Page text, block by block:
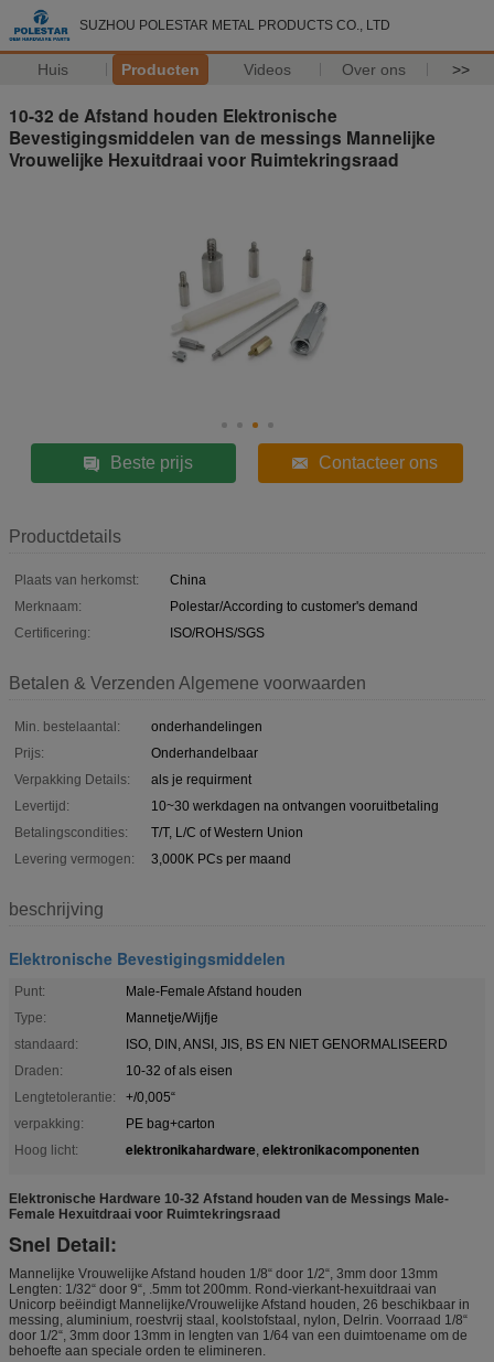
SUZHOU POLESTAR METAL PRODUCTS CO., LTD
Huis Producten Videos Over ons >>
10-32 de Afstand houden Elektronische
Bevestigingsmiddelen van de messings Mannelijke
Vrouwelijke Hexuitdraai voor Ruimtekringsraad
Beste prijs Contacteer ons
Productdetails
Plaats van herkomst:
China
Merknaam:
Polestar/According to customer's demand
Certificering:
ISO/ROHS/SGS
Betalen & Verzenden Algemene voorwaarden
Min. bestelaantal:
onderhandelingen
Prijs:
Onderhandelbaar
Verpakking Details:
als je requirment
Levertijd:
10~30 werkdagen na ontvangen vooruitbetaling
Betalingscondities:
T/T, L/C of Western Union
Levering vermogen:
3,000K PCs per maand
beschrijving
Elektronische Bevestigingsmiddelen
Punt:
Male-Female Afstand houden
Type:
Mannetje/Wijfje
standaard:
ISO, DIN, ANSI, JIS, BS EN NIET GENORMALISEERD
Draden:
10-32 of als eisen
Lengtetolerantie:
+/0,005“
verpakking:
PE bag+carton
Hoog licht:
elektronikahardware, elektronikacomponenten
Elektronische Hardware 10-32 Afstand houden van de Messings Male-
Female Hexuitdraai voor Ruimtekringsraad
Snel Detail:
Mannelijke Vrouwelijke Afstand houden 1/8“ door 1/2“, 3mm door 13mm
Lengten: 1/32“ door 9“, .5mm tot 200mm. Rond-vierkant-hexuitdraai van
Unicorp beëindigt Mannelijke/Vrouwelijke Afstand houden, 26 beschikbaar in
messing, aluminium, roestvrij staal, koolstofstaal, nylon, Delrin. Voorraad 1/8“
door 1/2“, 3mm door 13mm in lengten van 1/64 van een duimtoename om de
behoefte aan speciale orden te elimineren.